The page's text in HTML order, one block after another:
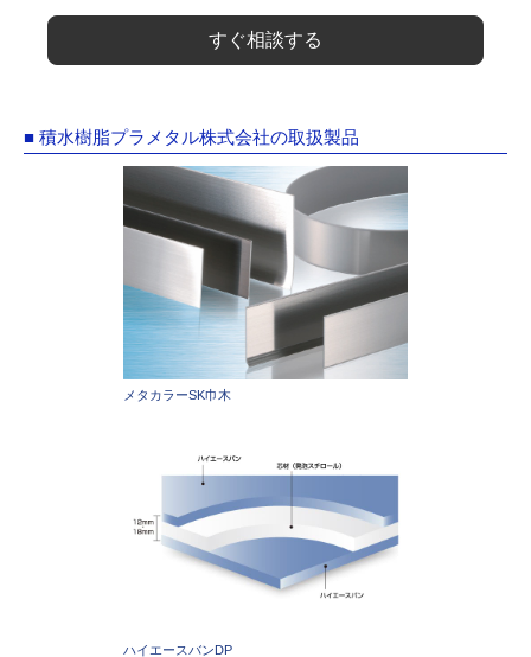
すぐ相談する
■ 積水樹脂プラメタル株式会社の取扱製品
メタカラーSK巾木
ハイエースバンDP